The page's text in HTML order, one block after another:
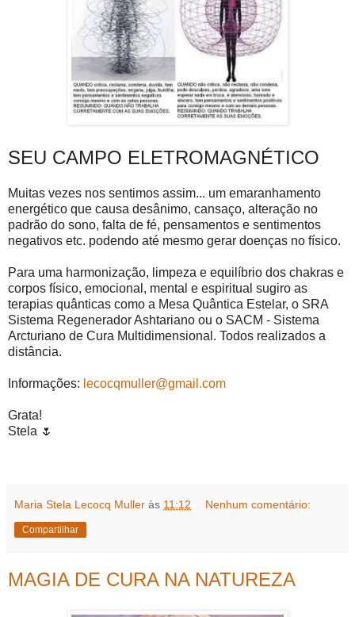
SEU CAMPO ELETROMAGNÉTICO
Muitas vezes nos sentimos assim... um emaranhamento
energético que causa desânimo, cansaço, alteração no
padrão do sono, falta de fé, pensamentos e sentimentos
negativos etc. podendo até mesmo gerar doenças no físico.
Para uma harmonização, limpeza e equilíbrio dos chakras e
corpos físico, emocional, mental e espiritual sugiro as
terapias quânticas como a Mesa Quântica Estelar, o SRA
Sistema Regenerador Ashtariano ou o SACM - Sistema
Arcturiano de Cura Multidimensional. Todos realizados a
distância.
Informações: lecocqmuller@gmail.com
Grata!
Stela 🌷
Maria Stela Lecocq Muller às 11:12 Nenhum comentário:
Compartilhar
MAGIA DE CURA NA NATUREZA